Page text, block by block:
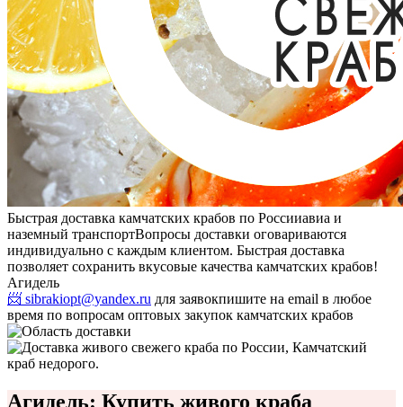
Быстрая доставка камчатских крабов по Россииавиа и
наземный транспортВопросы доставки оговариваются
индивидуально с каждым клиентом. Быстрая доставка
позволяет сохранить вкусовые качества камчатских крабов!
Агидель
📨 sibrakiopt@yandex.ru для заявокпишите на email в любое
время по вопросам оптовых закупок камчатских крабов
Агидель: Купить живого краба